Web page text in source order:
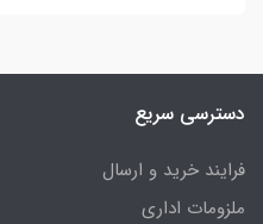
دسترسی سریع
فرایند خرید و ارسال
ملزومات اداری